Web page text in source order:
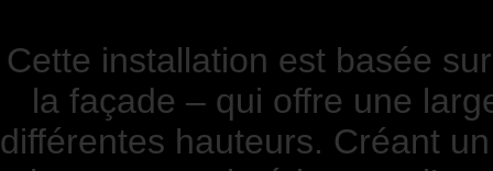
Cette installation est basée
la façade – qui offre une
différentes hauteurs. Créant